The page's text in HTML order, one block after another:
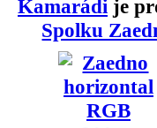
Kamarádi je
Spolku